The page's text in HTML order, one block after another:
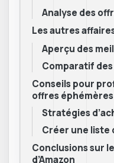
Analyse des
Les autres
Aperçu des
Comparatif
Conseils pour
offres éphémères
Stratégies
Créer une liste
Conclusions sur
d’Amazon